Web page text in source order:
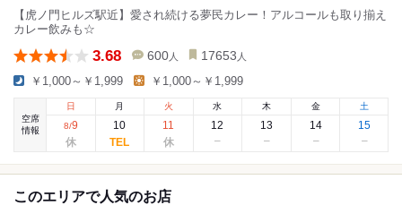
【虎ノ門ヒルズ駅近】愛され続ける夢民カレー！アルコールも取り揃え
カレー飲みも☆
3.68 600 人 17653 人
￥1,000～￥1,999 ￥1,000～￥1,999
空席
情報
日
8/9
月
10
火
11
水
12
木
13
金
14
土
15
このエリアで人気のお店